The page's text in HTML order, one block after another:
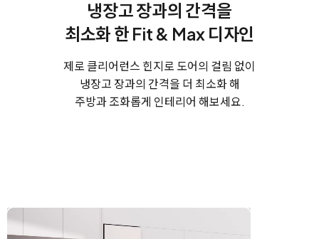
냉장고 장과의 간격을
최소화 한 Fit & Max 디자인
제로 클리어런스 힌지로 도어의 걸림 없이
냉장고 장과의 간격을 더 최소화 해
주방과 조화롭게 인테리어 해보세요.